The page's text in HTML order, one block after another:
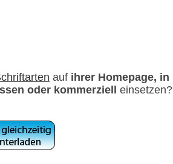
auf ihrer Homepage, in
oder kommerziell